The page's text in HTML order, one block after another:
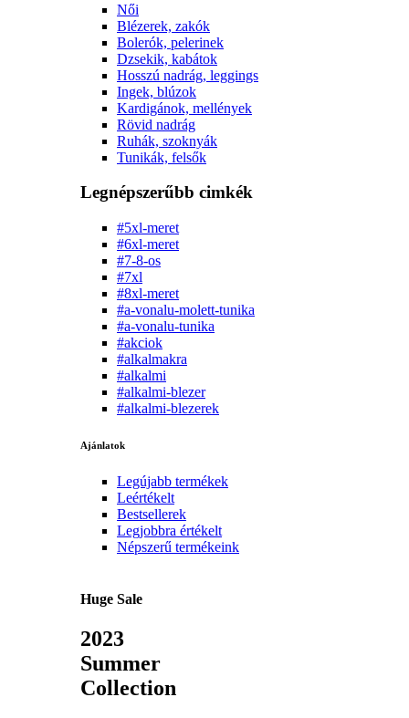
Női
Blézerek, zakók
Bolerók, pelerinek
Dzsekik, kabátok
Hosszú nadrág, leggings
Ingek, blúzok
Kardigánok, mellények
Rövid nadrág
Ruhák, szoknyák
Tunikák, felsők
Legnépszerűbb cimkék
#5xl-meret
#6xl-meret
#7-8-os
#7xl
#8xl-meret
#a-vonalu-molett-tunika
#a-vonalu-tunika
#akciok
#alkalmakra
#alkalmi
#alkalmi-blezer
#alkalmi-blezerek
Ajánlatok
Legújabb termékek
Leértékelt
Bestsellerek
Legjobbra értékelt
Népszerű termékeink
Huge Sale
2023
Summer
Collection